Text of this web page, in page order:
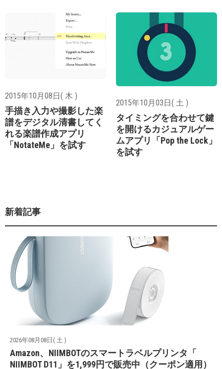
2015年10月08日( 木 )
手描き入力や撮影した楽
譜をデジタル清書してく
れる楽譜作成アプリ
「NotateMe」を試す
2015年10月03日( 土 )
タイミングを合わせて鍵
を開けるカジュアルゲー
ムアプリ「Pop the Lock」
を試す
新着記事
2026年08月08日( 土 )
Amazon、NIIMBOTのスマートラベルプリンタ「
NIIMBOT D11」を1,999円で販売中（クーポン適用）